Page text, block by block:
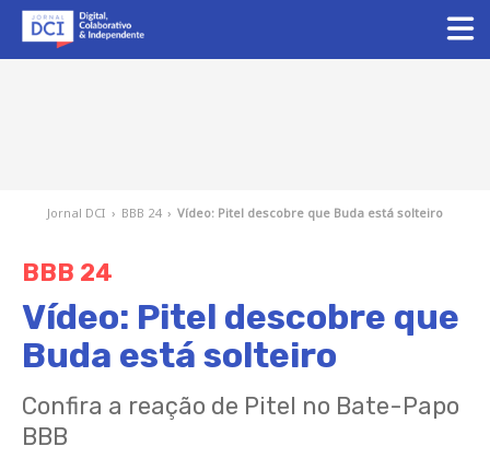
Jornal DCI › BBB 24 › Vídeo: Pitel descobre que Buda está solteiro
BBB 24
Vídeo: Pitel descobre que
Buda está solteiro
Confira a reação de Pitel no Bate-Papo
BBB